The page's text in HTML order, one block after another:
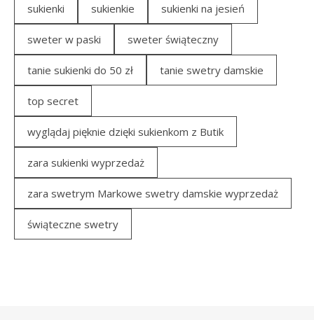
sukienki sukienkie sukienki na jesień
sweter w paski sweter świąteczny
tanie sukienki do 50 zł tanie swetry damskie
top secret
wyglądaj pięknie dzięki sukienkom z Butik
zara sukienki wyprzedaż
zara swetrym Markowe swetry damskie wyprzedaż
świąteczne swetry